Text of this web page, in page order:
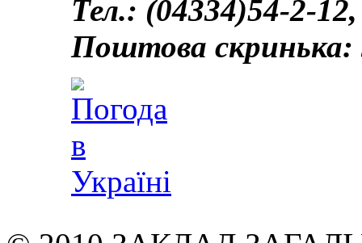
Тел.: (04334)54-2-
Поштова скринька: